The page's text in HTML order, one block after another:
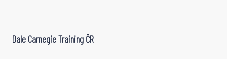
Dale Carnegie Training ČR